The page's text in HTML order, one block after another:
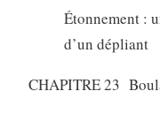
Étonnement :
d’un dépliant
CHAPITRE 23